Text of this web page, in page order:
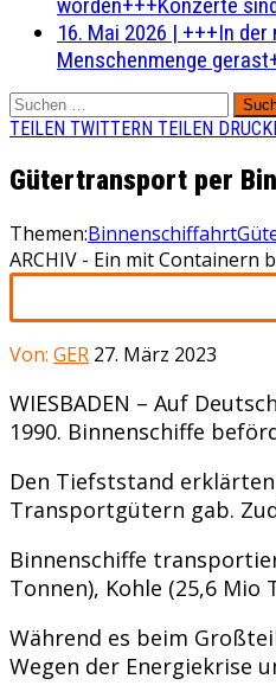
16. Mai 2026 | +++In der
Menschenmenge
Suchen
nach:
TEILEN TWITTERN TEILEN
Gütertransport per
Themen:Binnenschiffahrt
ARCHIV - Ein mit Containern
Von: GER 27. März 2023
WIESBADEN – Auf
1990. Binnenschiffe
Den Tiefststand
Transportgütern gab.
Binnenschiffe
Tonnen), Kohle (25,6 Mio
Während es beim
Wegen der Energiekrise